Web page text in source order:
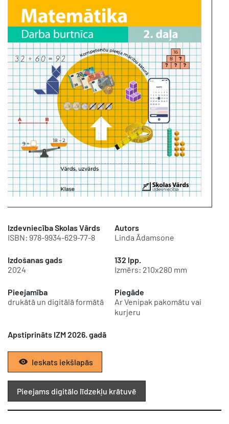
Izdevniecība Skolas Vārds
ISBN: 978-9934-629-77-8
Autors
Linda Ādamsone
Izdošanas gads
2024
132 lpp.
Izmērs: 210x280 mm
Pieejamība
drukātā un digitālā formātā
Piegāde
Ar Venipak pakomātu vai
kurjeru
Apstiprināts IZM 2026. gadā
Ieskats iekšlapās
Pieejams digitālo līdzekļu krātuvē